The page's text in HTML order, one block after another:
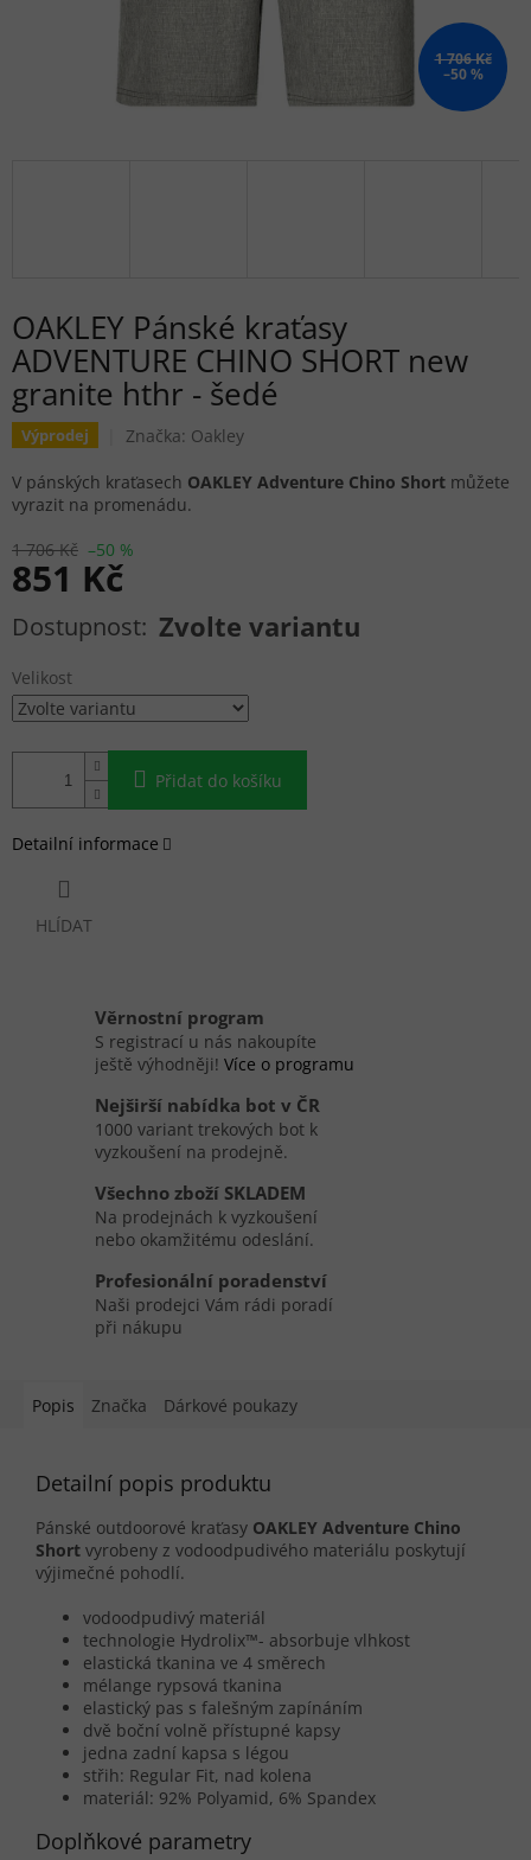
1 706 Kč
–50 %
OAKLEY Pánské kraťasy
ADVENTURE CHINO SHORT new
granite hthr - šedé
Výprodej Značka: Oakley
1 706 Kč –50 %
851 Kč
Měrná cena: Zvolte variantu
Velikost
Přidat do košíku
V pánských kraťasech OAKLEY Adventure Chino Short můžete
vyrazit na promenádu.
Detailní informace
HLÍDAT
Věrnostní program
S registrací u nás nakoupíte
ještě výhodněji! Více o programu
Nejširší nabídka bot v ČR
1000 variant trekových bot k
vyzkoušení na prodejně.
Všechno zboží SKLADEM
Na prodejnách k vyzkoušení
nebo okamžitému odeslání.
Profesionální poradenství
Naši prodejci Vám rádi poradí
při nákupu
Popis Značka Dárkové poukazy
Detailní popis produktu
Pánské outdoorové kraťasy OAKLEY Adventure Chino
Short vyrobeny z vodoodpudivého materiálu poskytují
výjimečné pohodlí.
vodoodpudivý materiál
technologie Hydrolix™- absorbuje vlhkost
elastická tkanina ve 4 směrech
mélange rypsová tkanina
elastický pas s falešným zapínáním
dvě boční volně přístupné kapsy
jedna zadní kapsa s légou
střih: Regular Fit, nad kolena
materiál: 92% Polyamid, 6% Spandex
Doplňkové parametry